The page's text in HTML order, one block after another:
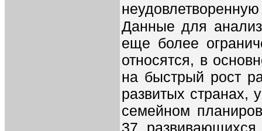
Данные для
еще более
относятся, в
на быстрый рост
развитых странах,
семейном
37 развивающихся